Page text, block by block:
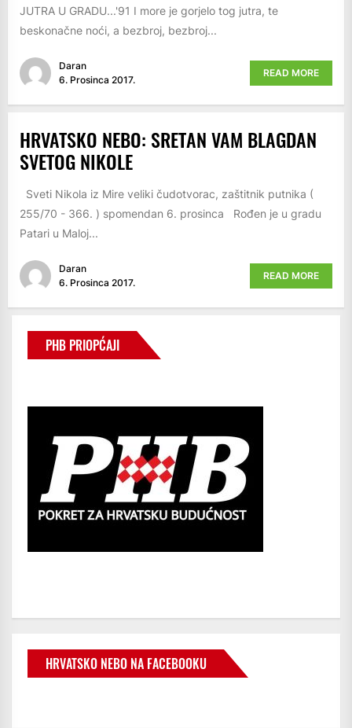
JUTRA U GRADU...'91 I more je gorjelo tog jutra, te
beskonačne noći, a bezbroj, bezbroj...
Daran
6. Prosinca 2017.
READ MORE
HRVATSKO NEBO: SRETAN VAM BLAGDAN
SVETOG NIKOLE
Sveti Nikola iz Mire veliki čudotvorac, zaštitnik putnika (
255/70 - 366. ) spomendan 6. prosinca Rođen je u gradu
Patari u Maloj...
Daran
6. Prosinca 2017.
READ MORE
PHB PRIOPĆAJI
HRVATSKO NEBO NA FACEBOOKU